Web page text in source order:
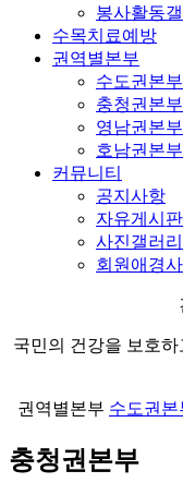
봉사활동갤
수목치료예방
권역별본부
수도권본부
충청권본부
영남권본부
호남권본부
커뮤니티
공지사항
자유게시판
사진갤러리
회원애경사
국민의 건강을 보호
권역별본부 수도권본
충청권본부